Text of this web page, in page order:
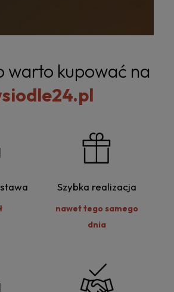
warto kupować na
Szybka realizacja
nawet tego samego
dnia